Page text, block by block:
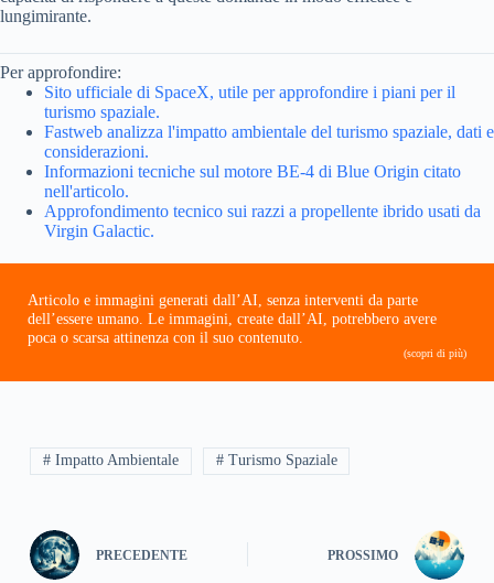
lungimirante.
Per approfondire:
Sito ufficiale di SpaceX, utile per approfondire i piani per il
turismo spaziale.
Fastweb analizza l'impatto ambientale del turismo spaziale, dati e
considerazioni.
Informazioni tecniche sul motore BE-4 di Blue Origin citato
nell'articolo.
Approfondimento tecnico sui razzi a propellente ibrido usati da
Virgin Galactic.
Articolo e immagini generati dall’AI, senza interventi da parte
dell’essere umano. Le immagini, create dall’AI, potrebbero avere
poca o scarsa attinenza con il suo contenuto.
(scopri di più)
# Impatto Ambientale # Turismo Spaziale
PRECEDENTE PROSSIMO